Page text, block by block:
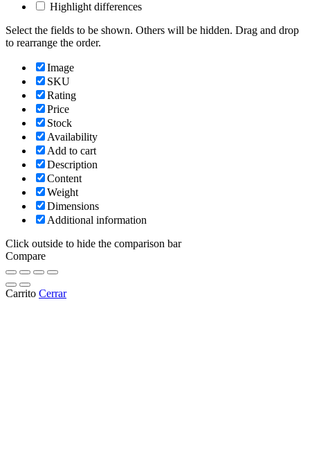
Highlight differences
Select the fields to be shown. Others will be hidden. Drag and drop
to rearrange the order.
Image
SKU
Rating
Price
Stock
Availability
Add to cart
Description
Content
Weight
Dimensions
Additional information
Click outside to hide the comparison bar
Compare
Carrito Cerrar